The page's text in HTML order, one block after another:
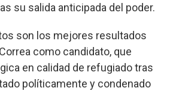
su salida anticipada del poder.
son los mejores resultados
como candidato, que
en calidad de refugiado tras
políticamente y condenado